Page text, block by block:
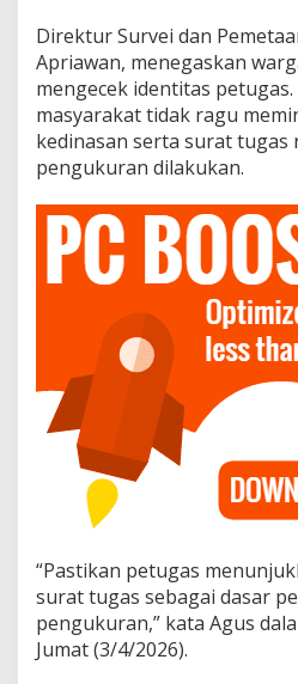
Direktur Survei dan
Apriawan, menegaskan
mengecek identitas
masyarakat tidak ragu
kedinasan serta surat tugas
pengukuran dilakukan.
“Pastikan petugas
surat tugas sebagai dasar
pengukuran,” kata Agus
Jumat (3/4/2026).